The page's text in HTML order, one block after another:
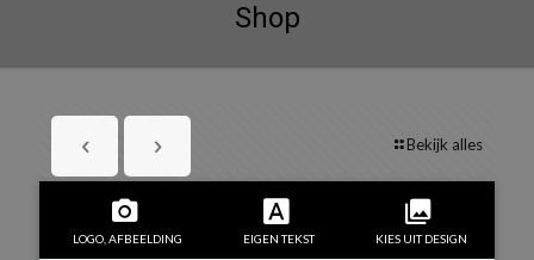
Shop
Bekijk alles
LOGO, AFBEELDING EIGEN TEKST KIES UIT DESIGN